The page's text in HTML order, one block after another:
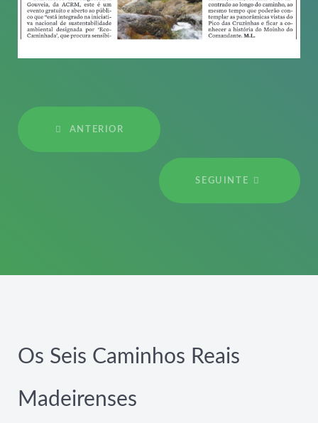
ANTERIOR
SEGUINTE
Os Seis Caminhos Reais
Madeirenses